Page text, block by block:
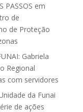
PASSOS em
de
de Proteção
Gabriela
Regional
com servidores
da Funai
de ações